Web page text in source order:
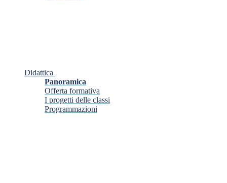
Didattica
Panoramica
Offerta formativa
I progetti delle classi
Programmazioni